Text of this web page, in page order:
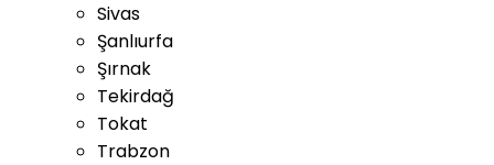
Sivas
Şanlıurfa
Şırnak
Tekirdağ
Tokat
Trabzon